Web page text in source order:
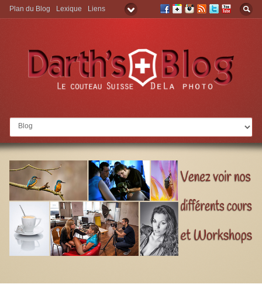
Aller à:
Plan du Blog Lexique Liens